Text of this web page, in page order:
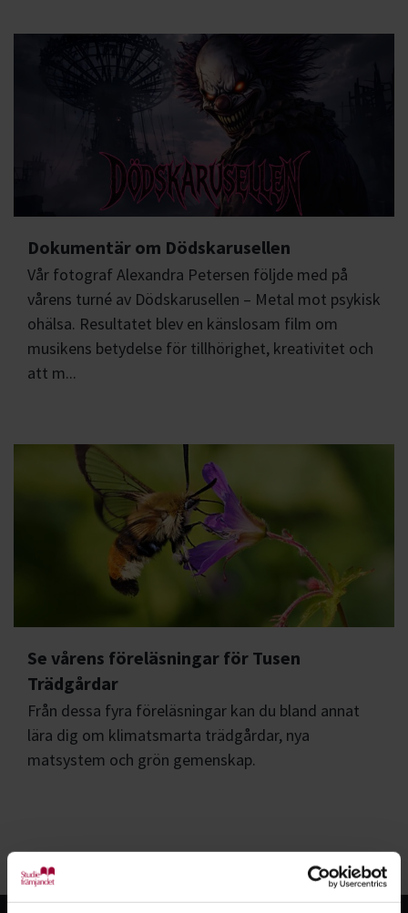
Dokumentär om Dödskarusellen
Vår fotograf Alexandra Petersen följde med på
vårens turné av Dödskarusellen – Metal mot psykisk
ohälsa. Resultatet blev en känslosam film om
musikens betydelse för tillhörighet, kreativitet och
att m...
Se vårens föreläsningar för Tusen
Trädgårdar
Från dessa fyra föreläsningar kan du bland annat
lära dig om klimatsmarta trädgårdar, nya
matsystem och grön gemenskap.
Se fler nyheter